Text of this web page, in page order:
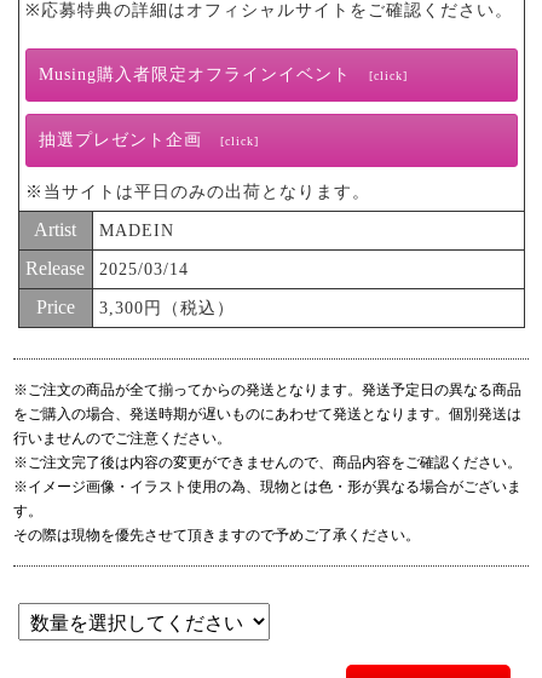
※応募特典の詳細はオフィシャルサイトをご確認ください。
Musing購入者限定オフラインイベント [click]
2025年4月19日(土) ＠大阪某所 予定
◼︎イベント内容（両日程共通）
①ミニライブ＋団体サイン会
→Musing限定シリアルナンバー3つで応募可能
［当選人数］
※各日程[1部][2部]の2部開催となります。
ミニライブ後、メンバー全員とのサイン会にご参加いただ
けます。
「ミニライブ＋団体サイン会」では、ミニライブと団体サ
イン会の開催中に、ご自身の座席での待機時に写真および
動画撮影が可能になります。メンバーとサインのコミュニ
せていただきますので、あらかじめご了承ください。
抽選プレゼント企画 [click]
①名前入りボイスメッセージ
②個別サイン入りセルフィーフォトカード
※Musingでご購入の際に付属する、Musing限定シリアルナ
ンバーでのみ応募可能です。
※Musingでご購入の商品には、対象ストア限定のシリアル
ナンバーは付属いたしませんのでご注意ください。
※シリアルナンバーは1回限り有効となります。各いずれ
かの特典のみに応募可能となりますのでご注意ください。
※当選人数、応募詳細は後日あらためてご案内いたしま
す。
※個別サイン入りセルフィーフォトカードは、日本限定特
【抽選応募方法・期間】
詳細は後日オフィシャルサイトにて発表いたします。
※当サイトは平日のみの出荷となります。
Artist MADEIN
Release 2025/03/14
Price 3,300円（税込）
※ご注文の商品が全て揃ってからの発送となります。発送予定日の異なる商品
をご購入の場合、発送時期が遅いものにあわせて発送となります。個別発送は
行いませんのでご注意ください。
※ご注文完了後は内容の変更ができませんので、商品内容をご確認ください。
※イメージ画像・イラスト使用の為、現物とは色・形が異なる場合がございま
す。
その際は現物を優先させて頂きますので予めご了承ください。